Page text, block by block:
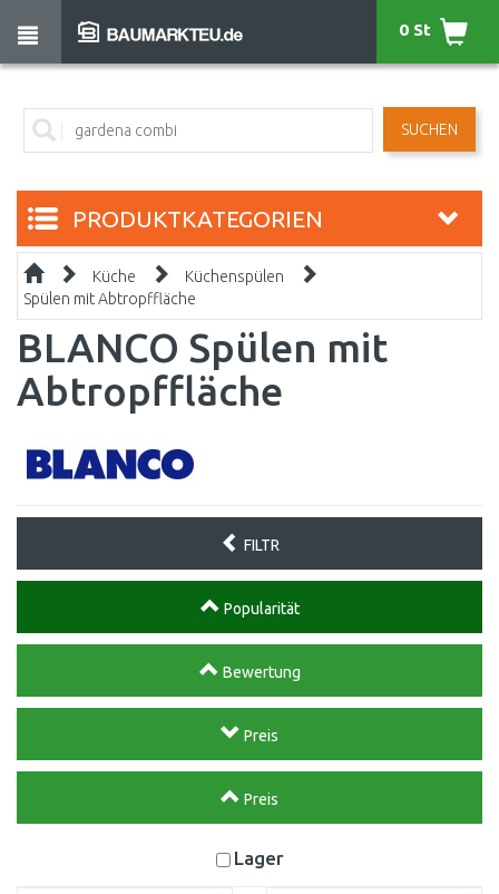
SUCHEN
0 St
PRODUKTKATEGORIEN
Küche
Küchenspülen
Spülen mit Abtropffläche
BLANCO Spülen mit
Abtropffläche
FILTR
Popularität
Bewertung
Preis
Preis
Lager